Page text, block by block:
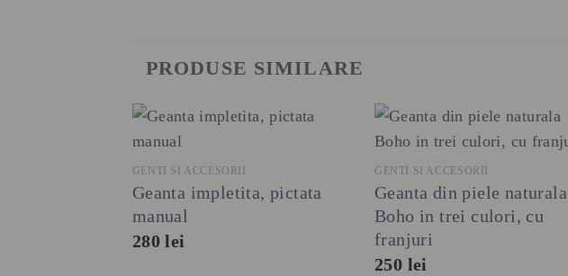
PRODUSE SIMILARE
GENTI SI ACCESORII
Geanta impletita, pictata
manual
280lei
+
GENTI SI ACCESORII
Geanta din piele naturala
Boho in trei culori, cu
franjuri
250 lei